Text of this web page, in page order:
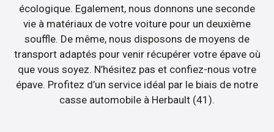
écologique. Egalement, nous donnons une seconde
vie à matériaux de votre voiture pour un deuxième
souffle. De même, nous disposons de moyens de
transport adaptés pour venir récupérer votre épave où
que vous soyez. N’hésitez pas et confiez-nous votre
épave. Profitez d’un service idéal par le biais de notre
casse automobile à Herbault (41).